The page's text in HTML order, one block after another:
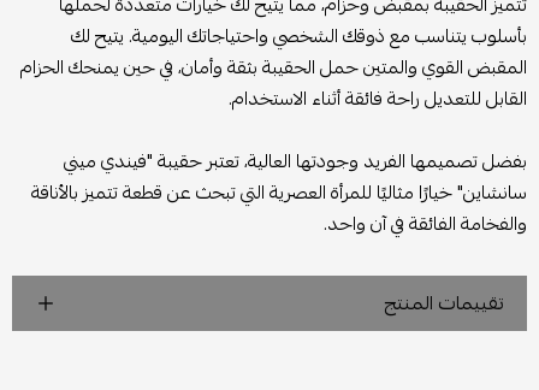
بأسلوب يتناسب مع ذوقك الشخصي واحتياجاتك اليومية. يتيح لك
المقبض القوي والمتين حمل الحقيبة بثقة وأمان، في حين يمنحك الحزام
القابل للتعديل راحة فائقة أثناء الاستخدام.
بفضل تصميمها الفريد وجودتها العالية، تعتبر حقيبة "فيندي ميني
سانشاين" خيارًا مثاليًا للمرأة العصرية التي تبحث عن قطعة تتميز بالأناقة
والفخامة الفائقة في آن واحد.
تقييمات المنتج